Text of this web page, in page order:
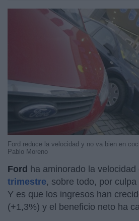
Ford reduce la velocidad y no va bien en
Pablo Moreno
Ford ha aminorado la velocidad
trimestre, sobre todo, por
Y es que los ingresos han
(+1,3%) y el beneficio neto ha